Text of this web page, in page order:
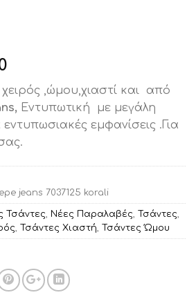
τρέχουσα
τιμή
είναι:
€30.00.
χειρός ,ώμου,χιαστί και από
Εντυπωτική με μεγάλη
εμφανίσεις .Για
jeans 7037125 korali
Τσάντες, Νέες Παραλαβές, Τσάντες,
, Τσάντες Χιαστή, Τσάντες Ώμου